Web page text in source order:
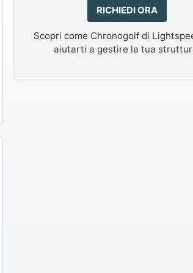
RICHIEDI ORA
Scopri come Chronogolf di
aiutarti a gestire la tua